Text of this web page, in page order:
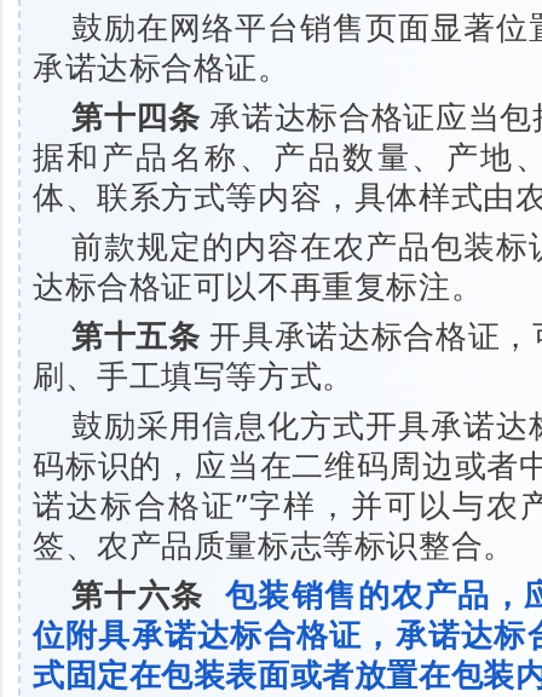
鼓励在网络平台销售页面显著
承诺达标合格证。
第十四条承诺达标合格证应当
据和产品名称、产品数量、产地
体、联系方式等内容，具体样式由
前款规定的内容在农产品包装
达标合格证可以不再重复标注。
第十五条 开具承诺达标合格证
刷、手工填写等方式。
鼓励采用信息化方式开具承诺
码标识的，应当在二维码周边或者
诺达标合格证”字样，并可以与农
签、农产品质量标志等标识整合。
第十六条 包装销售的农产品，
位附具承诺达标合格证，承诺达标
式固定在包装表面或者放置在包装